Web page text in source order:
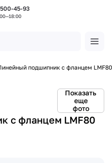
45-93
подшипник с фланцем LMF80
Показать
еще
фото
с фланцем LMF80